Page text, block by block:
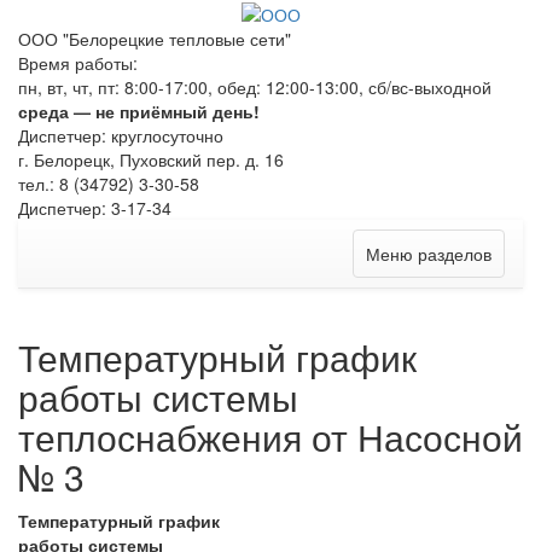
ООО "Белорецкие тепловые сети"
Время работы:
пн, вт, чт, пт: 8:00-17:00, обед: 12:00-13:00, сб/вс-выходной
среда — не приёмный день!
Диспетчер: круглосуточно
г. Белорецк, Пуховский пер. д. 16
тел.: 8 (34792) 3-30-58
Диспетчер: 3-17-34
Меню разделов
Температурный график
работы системы
теплоснабжения от Насосной
№ 3
Температурный график
работы системы